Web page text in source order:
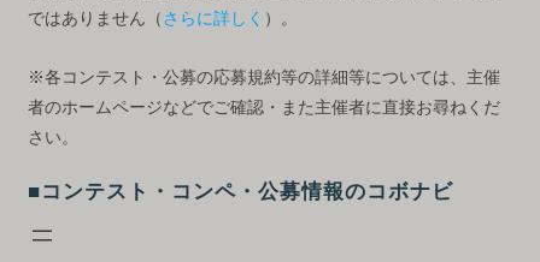
ではありません（ さらに詳しく ）。
※各コンテスト・公募の応募規約等の詳細等については、主催
者のホームページなどでご確認・また主催者に直接お尋ねくだ
さい。
■コンテスト・コンペ・公募情報のコボナビ